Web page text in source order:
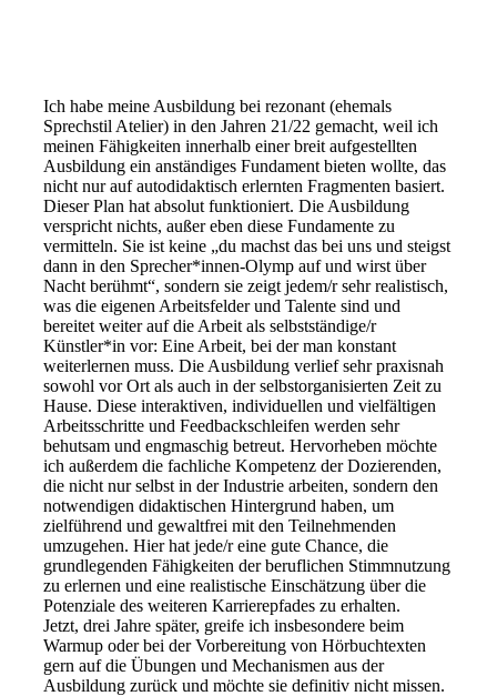
Ich habe meine Ausbildung bei rezonant (ehemals
Sprechstil Atelier) in den Jahren 21/22 gemacht, weil ich
meinen Fähigkeiten innerhalb einer breit aufgestellten
Ausbildung ein anständiges Fundament bieten wollte, das
nicht nur auf autodidaktisch erlernten Fragmenten basiert.
Dieser Plan hat absolut funktioniert. Die Ausbildung
verspricht nichts, außer eben diese Fundamente zu
vermitteln. Sie ist keine „du machst das bei uns und steigst
dann in den Sprecher*innen-Olymp auf und wirst über
Nacht berühmt“, sondern sie zeigt jedem/r sehr realistisch,
was die eigenen Arbeitsfelder und Talente sind und
bereitet weiter auf die Arbeit als selbstständige/r
Künstler*in vor: Eine Arbeit, bei der man konstant
weiterlernen muss. Die Ausbildung verlief sehr praxisnah
sowohl vor Ort als auch in der selbstorganisierten Zeit zu
Hause. Diese interaktiven, individuellen und vielfältigen
Arbeitsschritte und Feedbackschleifen werden sehr
behutsam und engmaschig betreut. Hervorheben möchte
ich außerdem die fachliche Kompetenz der Dozierenden,
die nicht nur selbst in der Industrie arbeiten, sondern den
notwendigen didaktischen Hintergrund haben, um
zielführend und gewaltfrei mit den Teilnehmenden
umzugehen. Hier hat jede/r eine gute Chance, die
grundlegenden Fähigkeiten der beruflichen Stimmnutzung
zu erlernen und eine realistische Einschätzung über die
Potenziale des weiteren Karrierepfades zu erhalten.
Jetzt, drei Jahre später, greife ich insbesondere beim
Warmup oder bei der Vorbereitung von Hörbuchtexten
gern auf die Übungen und Mechanismen aus der
Ausbildung zurück und möchte sie definitiv nicht missen.